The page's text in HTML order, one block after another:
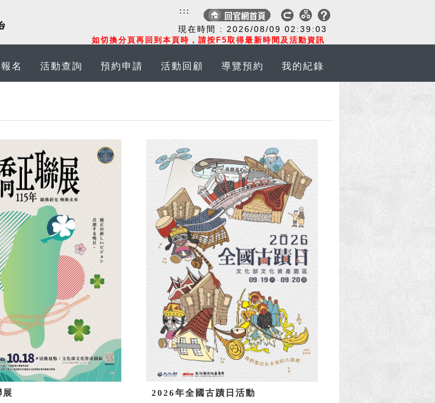
現在時間 : 2026/08/09 02:39:04
如切換分頁再回到本頁時，請按F5取得最新時間及活動資訊
:::
名 活動查詢 預約申請 活動回顧 導覽預約 我的紀錄
展 2026年全國古蹟日活動